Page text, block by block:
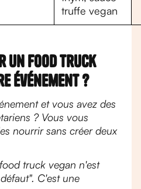
truffe vegan
un food truck
événement ?
et vous avez des
? Vous vous
nourrir sans créer deux
truck vegan n'est
C'est une